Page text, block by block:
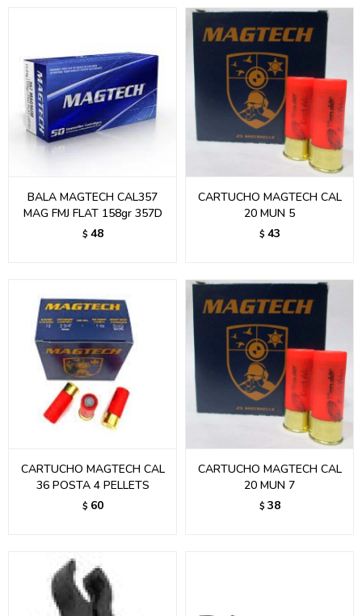
BALA MAGTECH CAL357
MAG FMJ FLAT 158gr 357D
$ 48
CARTUCHO MAGTECH CAL
20 MUN 5
$ 43
CARTUCHO MAGTECH CAL
36 POSTA 4 PELLETS
$ 60
CARTUCHO MAGTECH CAL
20 MUN 7
$ 38